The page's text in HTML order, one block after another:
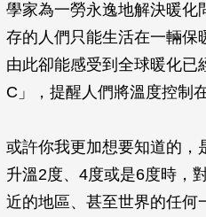
學家為一勞永逸地解決暖化
存的人們只能生活在一輛保
由此卻能感受到全球暖化已
C」，提醒人們將溫度控制
或許你我更加想要知道的
升溫2度、4度或是6度時，
近的地區、甚至世界的任何